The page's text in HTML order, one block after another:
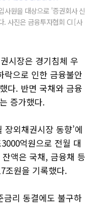
사원을 대상으로 '증권회사 신
. 사진은 금융투자협회 CI [사
시장은 경기침체 우
락으로 인한 금융불안
다. 반면 국채와 금융
증가했다.
외채권시장 동향’에
억원으로 전월 대
액은 국채, 금융채 등
조원을 기록했다.
리 동결에도 불구하